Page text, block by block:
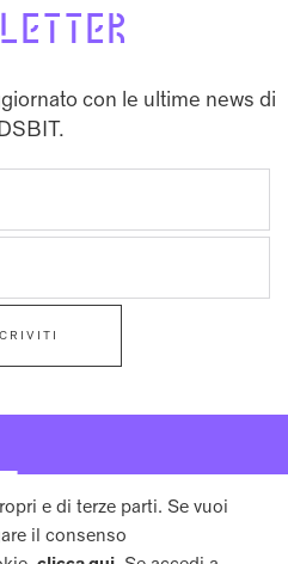
con le ultime news di
e di terze parti. Se vuoi
il consenso